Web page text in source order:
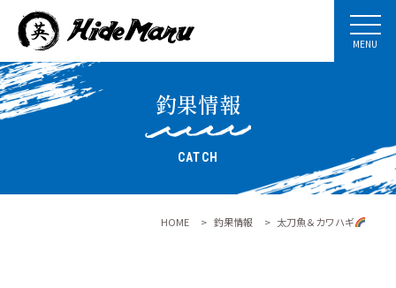
MENU
釣果情報
CATCH
HOME > 釣果情報 > 太刀魚＆カワハギ